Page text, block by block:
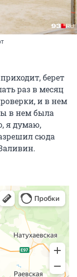
берет
раз в месяц
и в нем
в нем была
я думаю,
сюда